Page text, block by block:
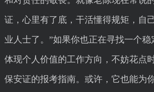
证，心里有了底，干活懂得规矩，自
业人士了。”如果你也正在寻找一个
体现个人价值的工作方向，不妨花点
保安证的报考指南。或许，它也能为